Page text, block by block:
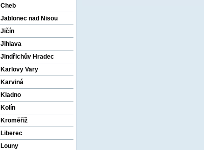
Cheb
Jablonec nad Nisou
Jičín
Jihlava
Jindřichův Hradec
Karlovy Vary
Karviná
Kladno
Kolín
Kroměříž
Liberec
Louny